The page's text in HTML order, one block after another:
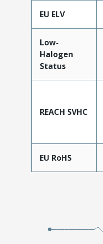
EU ELV
Low-
Halogen
Status
REACH SVHC
EU RoHS